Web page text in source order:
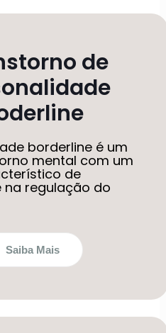
de
borderline é um
mental com um
de
na regulação do
Saiba Mais